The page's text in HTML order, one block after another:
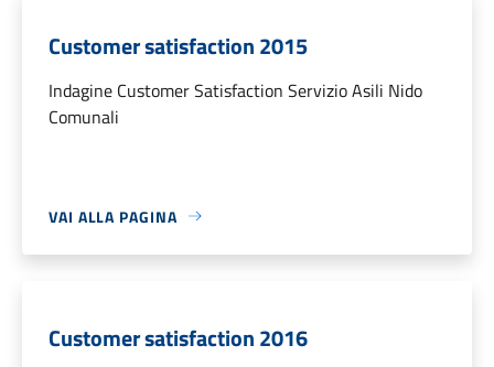
Customer satisfaction 2015
Indagine Customer Satisfaction Servizio Asili Nido
Comunali
VAI ALLA PAGINA
Customer satisfaction 2016